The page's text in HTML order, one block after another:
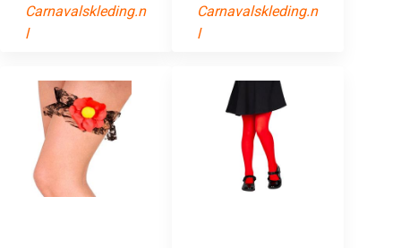
Carnavalskleding.n
l
Carnavalskleding.n
l